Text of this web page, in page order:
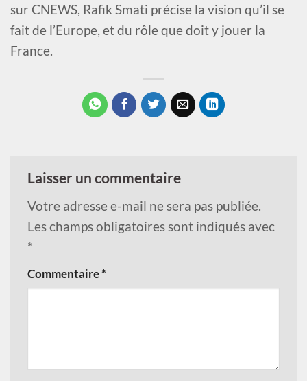
sur CNEWS, Rafik Smati précise la vision qu’il se
fait de l’Europe, et du rôle que doit y jouer la
France.
Laisser un commentaire
Votre adresse e-mail ne sera pas publiée.
Les champs obligatoires sont indiqués avec
*
Commentaire*